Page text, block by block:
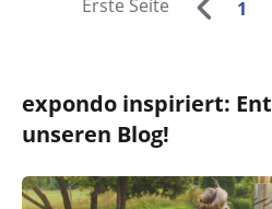
Erste Seite 1
expondo inspiriert:
unseren Blog!